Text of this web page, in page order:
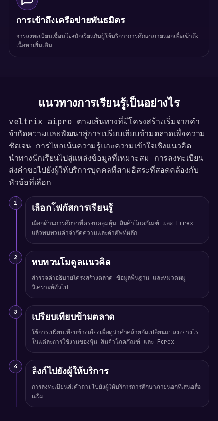
การเข้าถึงเครือข่ายพันธมิตร
การลงทะเบียนเชื่อมโยงนักเรียนกับผู้ให้บริการการศึกษาภายนอกเพื่อเข้าถึง
เนื้อหาเพิ่มเติม
แนวทางการเรียนรู้เป็นอย่างไร
veltrix aipro ตามเส้นทางที่มีโครงสร้างเริ่มจากคำ
จำกัดความและพัฒนาสู่การเปรียบเทียบข้ามตลาดเพื่อความ
ชัดเจน การไหลเน้นความรู้และความเข้าใจเชิงแนวคิด
นำทางนักเรียนไปสู่แหล่งข้อมูลที่เหมาะสม การลงทะเบียน
ส่งคำขอไปยังผู้ให้บริการบุคคลที่สามอิสระที่สอดคล้องกับ
หัวข้อที่เลือก
1 เลือกโฟกัสการเรียนรู้
เลือกด้านการศึกษาที่ครอบคลุมหุ้น สินค้าโภคภัณฑ์ และ Forex
แล้วทบทวนคำจำกัดความและคำศัพท์หลัก
2 ทบทวนโมดูลแนวคิด
สำรวจคำอธิบายโครงสร้างตลาด ข้อมูลพื้นฐาน และหมวดหมู่
วิเคราะห์ทั่วไป
3 เปรียบเทียบข้ามตลาด
ใช้การเปรียบเทียบข้างเคียงเพื่อดูว่าคำคล้ายกันเปลี่ยนแปลงอย่างไร
ในแต่ละการใช้งานของหุ้น สินค้าโภคภัณฑ์ และ Forex
4 ลิงก์ไปยังผู้ให้บริการ
การลงทะเบียนส่งคำถามไปยังผู้ให้บริการการศึกษาภายนอกที่เสนอสื่อ
เสริม